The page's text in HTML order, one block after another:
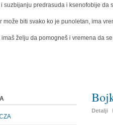
suzbijanju predrasuda i ksenofobije da
može biti svako ko je punoletan, ima
imaš želju da pomogneš i vremena da
Detalji